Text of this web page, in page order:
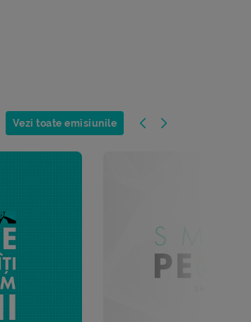
Vezi toate emisiunile